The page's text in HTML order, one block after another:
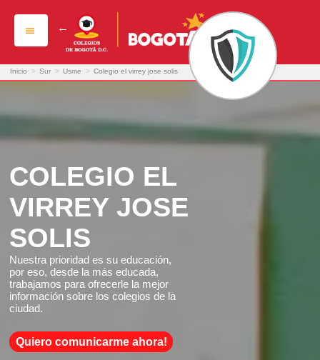
colegio el virrey jose solis
Inicio > Sur > Usme > Colegio el virrey jose solis
COLEGIO EL
VIRREY JOSE
SOLIS
Nuestra prioridad es su educación,
por eso, desde la más educada,
trabajamos para ofrecerle la mejor
información sobre los colegios de la
ciudad.
Quiero comunicarme ahora!